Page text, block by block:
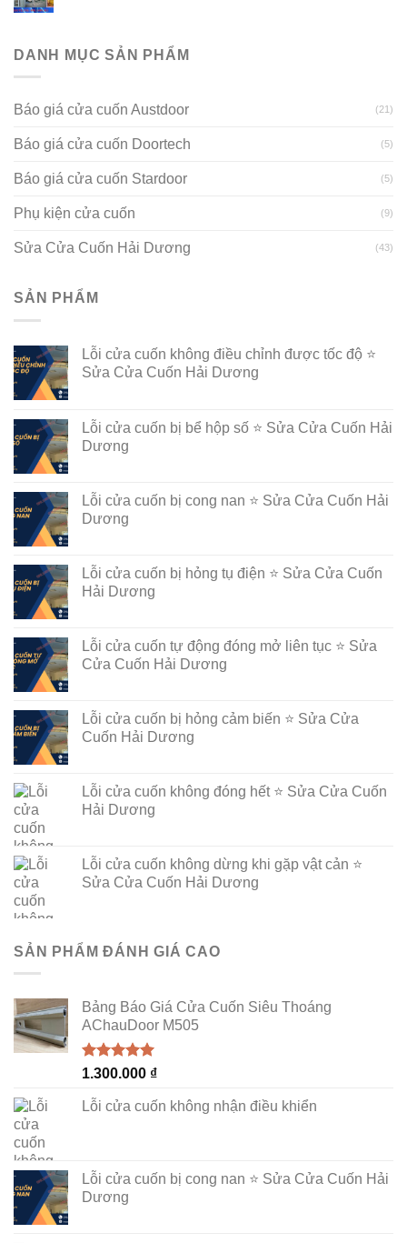
DANH MỤC SẢN PHẨM
Báo giá cửa cuốn Austdoor (21)
Báo giá cửa cuốn Doortech (5)
Báo giá cửa cuốn Stardoor (5)
Phụ kiện cửa cuốn (9)
Sửa Cửa Cuốn Hải Dương (43)
SẢN PHẨM
Lỗi cửa cuốn không điều chỉnh được tốc độ ⭐
Sửa Cửa Cuốn Hải Dương
Lỗi cửa cuốn bị bể hộp số ⭐ Sửa Cửa Cuốn Hải
Dương
Lỗi cửa cuốn bị cong nan ⭐ Sửa Cửa Cuốn Hải
Dương
Lỗi cửa cuốn bị hỏng tụ điện ⭐ Sửa Cửa Cuốn
Hải Dương
Lỗi cửa cuốn tự động đóng mở liên tục ⭐ Sửa
Cửa Cuốn Hải Dương
Lỗi cửa cuốn bị hỏng cảm biến ⭐ Sửa Cửa
Cuốn Hải Dương
Lỗi cửa cuốn không đóng hết ⭐ Sửa Cửa Cuốn
Hải Dương
Lỗi cửa cuốn không dừng khi gặp vật cản ⭐
Sửa Cửa Cuốn Hải Dương
SẢN PHẨM ĐÁNH GIÁ CAO
Bảng Báo Giá Cửa Cuốn Siêu Thoáng
AChauDoor M505
Được xếp
5 sao
1.300.000 ₫
Lỗi cửa cuốn không nhận điều khiển
Lỗi cửa cuốn bị cong nan ⭐ Sửa Cửa Cuốn Hải
Dương